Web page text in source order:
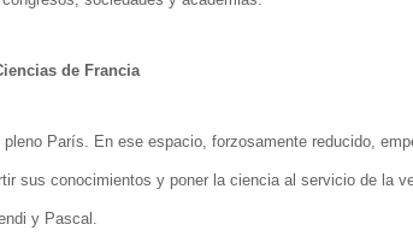
de Francia
París. En ese espacio, forzosamente reducido,
sus conocimientos y poner la ciencia al servicio de la
y Pascal.